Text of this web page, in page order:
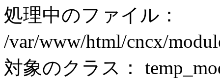
処理中のファイル：
/var/www/html/cncx/
対象のクラス：